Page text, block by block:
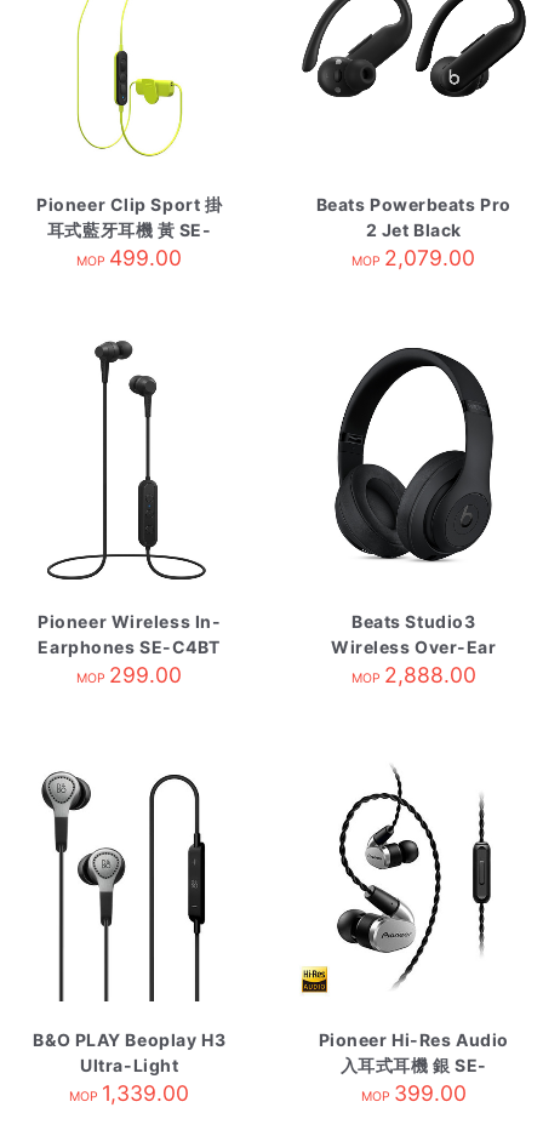
Pioneer Clip Sport 掛
耳式藍牙耳機 黃 SE-
E7BTY
MOP 499.00
Beats Powerbeats Pro
2 Jet Black
MOP 2,079.00
Pioneer Wireless In-
Earphones SE-C4BT
Black
MOP 299.00
Beats Studio3
Wireless Over-Ear
Headphones Matte
MOP 2,888.00
B&O PLAY Beoplay H3
Ultra-Light
Earphones Natural
MOP 1,339.00
Pioneer Hi-Res Audio
入耳式耳機 銀 SE-
CH5TS
MOP 399.00